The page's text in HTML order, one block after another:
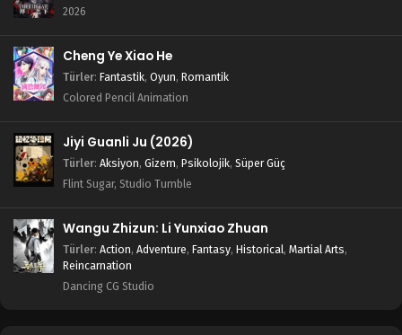
2026
Cheng Ye Xiao He
Türler: Fantastik, Oyun, Romantik
Colored Pencil Animation
Jiyi Guanli Ju (2026)
Türler: Aksiyon, Gizem, Psikolojik, Süper Güç
Flint Sugar, Studio Tumble
Wangu Zhizun: Li Yunxiao Zhuan
Türler: Action, Adventure, Fantasy, Historical, Martial Arts,
Reincarnation
Dancing CG Studio